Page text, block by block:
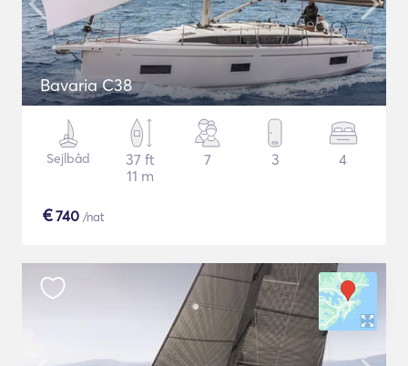
Bavaria C38
Sejlbåd
37 ft
11 m
7 3 4
€740 /nat